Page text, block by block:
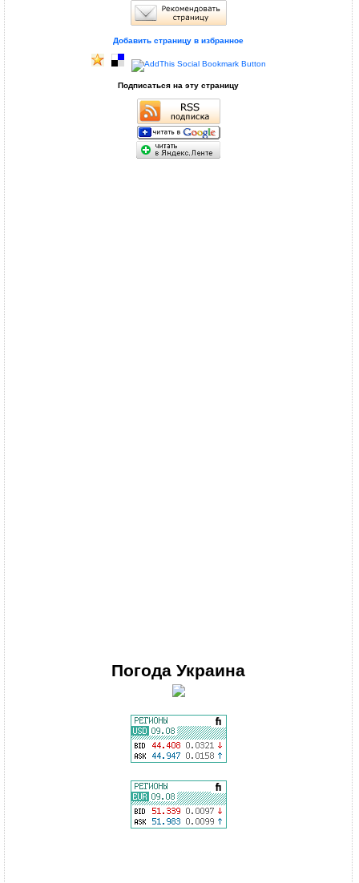
Добавить страницу в избранное
Подписаться на эту страницу
Погода Украина